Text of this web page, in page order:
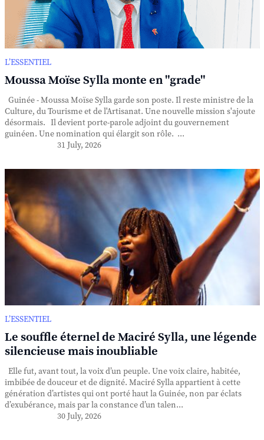
L’ESSENTIEL
Moussa Moïse Sylla monte en "grade"
Guinée - Moussa Moïse Sylla garde son poste. Il reste ministre de la
Culture, du Tourisme et de l'Artisanat. Une nouvelle mission s'ajoute
désormais. Il devient porte-parole adjoint du gouvernement
guinéen. Une nomination qui élargit son rôle. ...
31 July, 2026
L’ESSENTIEL
Le souffle éternel de Maciré Sylla, une légende
silencieuse mais inoubliable
Elle fut, avant tout, la voix d’un peuple. Une voix claire, habitée,
imbibée de douceur et de dignité. Maciré Sylla appartient à cette
génération d’artistes qui ont porté haut la Guinée, non par éclats
d’exubérance, mais par la constance d’un talen...
30 July, 2026